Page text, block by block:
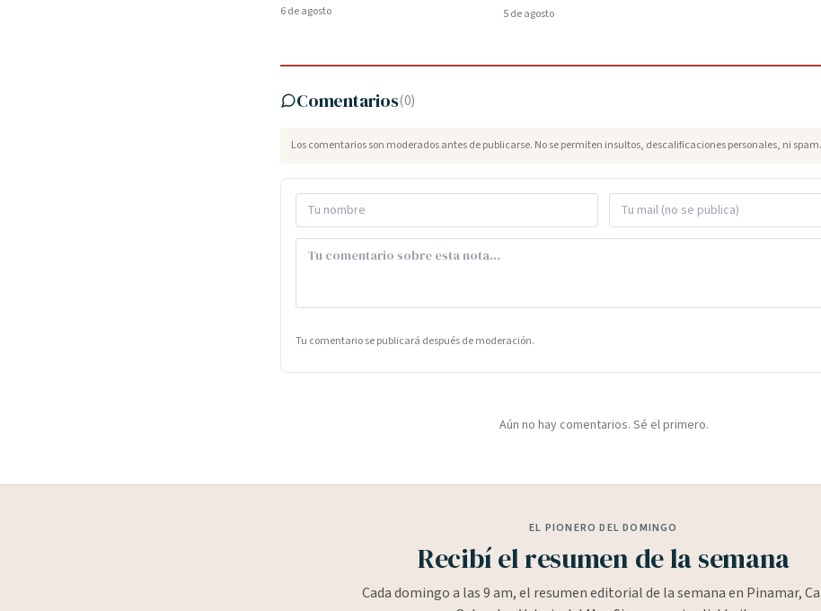
6 de agosto 5 de agosto
Comentarios(0)
Los comentarios son moderados antes de publicarse. No se permiten insultos, descalificaciones personales, ni spam.
Tu comentario se publicará después de moderación.
Aún no hay comentarios. Sé el primero.
EL PIONERO DEL DOMINGO
Recibí el resumen de la semana
Cada domingo a las 9 am, el resumen editorial de la semana en Pinamar,